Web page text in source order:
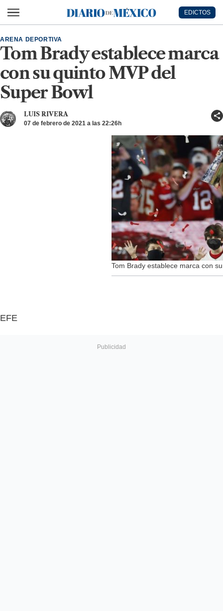
Diario de México
EDICTOS
Tom Brady establece marca
con su quinto MVP del
Super Bowl
ARENA DEPORTIVA
LUIS RIVERA
07 de febrero de 2021 a las 22:26h
Tom Brady establece marca con
EFE